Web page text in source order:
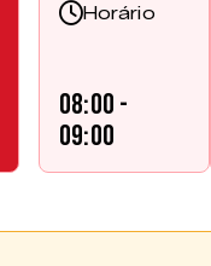
Horário
08:00 -
09:00